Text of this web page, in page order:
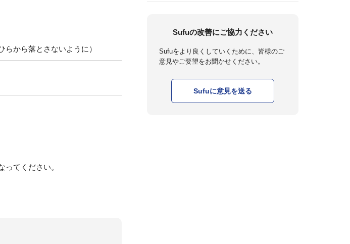
から落とさないように）
ってください。
Sufuの改善にご協力ください
Sufuをより良くしていくために、皆様のご
意見やご要望をお聞かせください。
Sufuに意見を送る